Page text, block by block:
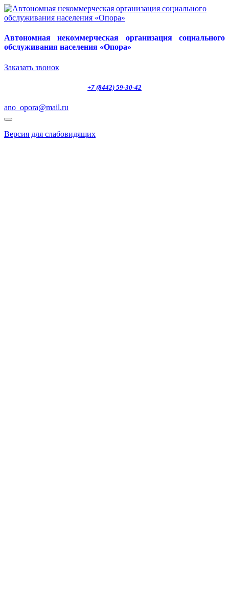
Автономная некоммерческая организация социального
обслуживания населения «Опора»
Заказать звонок
+7 (8442) 59-30-42
ano_opora@mail.ru
Версия для слабовидящих